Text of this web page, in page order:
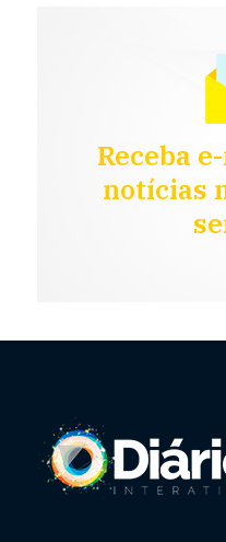
Receba
notícias